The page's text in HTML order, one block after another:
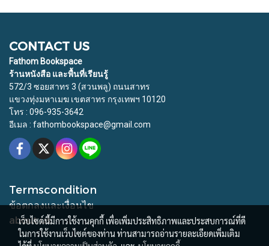
CONTACT US
Fathom Bookspace
ร้านหนังสือ และพื้นที่เรียนรู้
572/3 ซอยสาทร 3 (สวนพลู) ถนนสาทร
แขวงทุ่งมหาเมฆ เขตสาทร กรุงเทพฯ 10120
โทร : 096-935-3642
อีเมล : fathombookspace@gmail.com
Termscondition
ข้อตกลงและเงื่อนไข
about us
เว็บไซต์นี้มีการใช้งานคุกกี้ เพื่อเพิ่มประสิทธิภาพและประสบการณ์ที่ดี
ในการใช้งานเว็บไซต์ของท่าน ท่านสามารถอ่านรายละเอียดเพิ่มเติม